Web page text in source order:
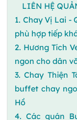
LIÊN HỆ
1. Chay Vị Lai -
phù hợp tiếp
2. Hương Tích
ngon cho dân
3. Chay Thiện
buffet chay
Hồ
4. Các quán